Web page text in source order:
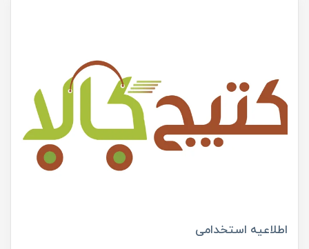
اطلاعیه استخدامی